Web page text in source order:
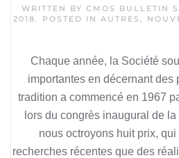
WRITTEN BY CMOS BULLETIN
2018. POSTED IN AUTRES ,
Chaque année, la Société
importantes en décernant des
tradition a commencé en 1967
lors du congrès inaugural de
nous octroyons huit prix,
recherches récentes que des